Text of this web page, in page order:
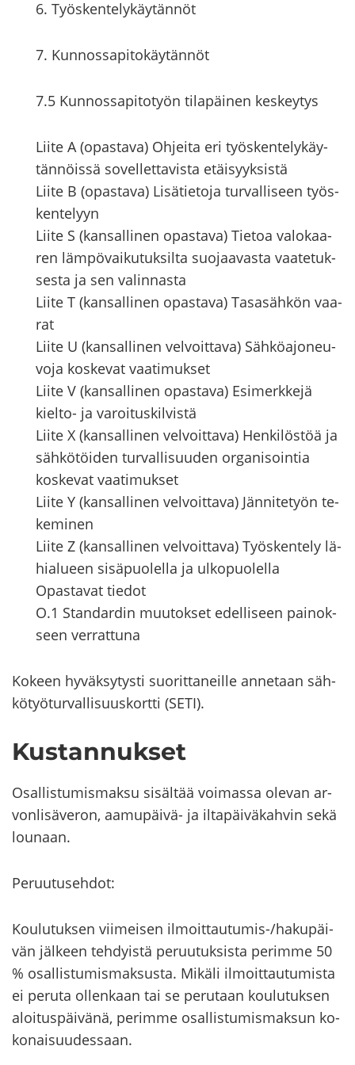
6. Työs­ken­te­ly­käy­tän­nöt
7. Kun­nos­sa­pi­to­käy­tän­nöt
7.5 Kun­nos­sa­pi­to­työn ti­la­päi­nen kes­key­tys
Liite A (opas­ta­va) Oh­jei­ta eri työs­ken­te­ly­käy­
tän­nöis­sä so­vel­let­ta­vis­ta etäi­syyk­sis­tä
Liite B (opas­ta­va) Li­sä­tie­to­ja tur­val­li­seen työs­
ken­te­lyyn
Liite S (kan­sal­li­nen opas­ta­va) Tie­toa va­lo­kaa­
ren läm­pö­vai­ku­tuk­sil­ta suo­jaa­vas­ta vaa­te­tuk­
ses­ta ja sen va­lin­nas­ta
Liite T (kan­sal­li­nen opas­ta­va) Ta­sa­säh­kön vaa­
rat
Liite U (kan­sal­li­nen vel­voit­ta­va) Säh­kö­ajo­neu­
vo­ja kos­ke­vat vaa­ti­muk­set
Liite V (kan­sal­li­nen opas­ta­va) Esi­merk­ke­jä
kielto-​ ja va­roi­tus­kil­vis­tä
Liite X (kan­sal­li­nen vel­voit­ta­va) Hen­ki­lös­töä ja
säh­kö­töi­den tur­val­li­suu­den or­ga­ni­soin­tia
kos­ke­vat vaa­ti­muk­set
Liite Y (kan­sal­li­nen vel­voit­ta­va) Jän­ni­te­työn te­
ke­mi­nen
Liite Z (kan­sal­li­nen vel­voit­ta­va) Työs­ken­te­ly lä­
hia­lu­een si­sä­puo­lel­la ja ul­ko­puo­lel­la
Opas­ta­vat tie­dot
O.1 Stan­dar­din muu­tok­set edel­li­seen pai­nok­
seen ver­rat­tu­na
Ko­keen hy­väk­sy­tys­ti suo­rit­ta­neil­le an­ne­taan säh­
kö­työ­tur­val­li­suus­kort­ti (SETI).
Kus­tan­nuk­set
Osal­lis­tu­mis­mak­su si­säl­tää voi­mas­sa ole­van ar­
von­li­sä­ve­ron, aamupäivä-​ ja il­ta­päi­vä­kah­vin sekä
lou­naan.
Pe­ruu­tuseh­dot:
Kou­lu­tuk­sen vii­mei­sen ilmoittautumis-​/ha­ku­päi­
vän jäl­keen teh­dyis­tä pe­ruu­tuk­sis­ta pe­rim­me 50
% osal­lis­tu­mis­mak­sus­ta. Mi­kä­li il­moit­tau­tu­mis­ta
ei pe­ru­ta ol­len­kaan tai se pe­ru­taan kou­lu­tuk­sen
aloi­tus­päi­vä­nä, pe­rim­me osal­lis­tu­mis­mak­sun ko­
ko­nai­suu­des­saan.